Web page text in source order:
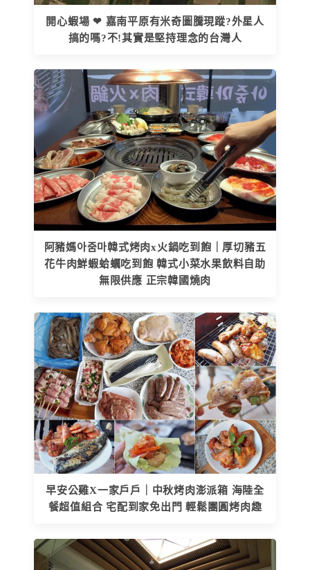
開心蝦場 ❤ 嘉南平原有米奇圖騰現蹤?外星人
搞的嗎?不!其實是堅持理念的台灣人
阿豬媽아줌마韓式烤肉x火鍋吃到飽｜厚切豬五
花牛肉鮮蝦蛤蠣吃到飽 韓式小菜水果飲料自助
無限供應 正宗韓國燒肉
早安公雞X一家戶戶｜中秋烤肉澎派箱 海陸全
餐超值組合 宅配到家免出門 輕鬆團圓烤肉趣